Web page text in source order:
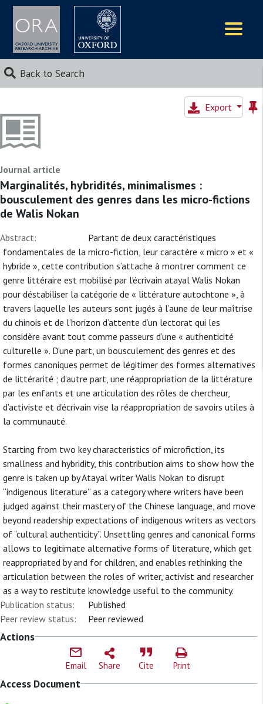
Back to Search
Export
Journal article
Marginalités, hybridités, minimalismes :
bousculement des genres dans les micro-fictions
de Walis Nokan
Abstract:
Partant de deux caractéristiques
fondamentales de la micro-fiction, leur caractère « micro » et «
hybride », cette contribution s’attache à montrer comment ce
genre littéraire est mobilisé par l’écrivain atayal Walis Nokan
pour déstabiliser la catégorie de « littérature autochtone », à
travers laquelle les auteurs sont jugés à l’aune de leur maîtrise
du chinois et de l’horizon d’attente d’un lectorat qui les
considère avant tout comme passeurs d’une « authenticité
culturelle ». D’une part, un bousculement des genres et des
formes canoniques permet de légitimer des formes alternatives
de littérarité ; d’autre part, une réappropriation de la littérature
par les enfants et une articulation des rôles de chercheur,
d’activiste et d’écrivain vise la réappropriation de savoirs utiles à
la communauté.
Starting from two key characteristics of microfiction, its
smallness and hybridity, this contribution aims to show how the
genre is taken up by Atayal writer Walis Nokan to disrupt
“indigenous literature” as a category where writers have been
judged against their mastery of the Chinese language, and move
beyond readership expectations of indigenous writers as vectors
of “cultural authenticity”. Unsettling genres and canonical forms
allows to legitimate alternative forms of literature, which get
reappropriated by and for children, and enables rethinking the
articulation between the roles of writer, activist and researcher
as a way to restitute knowledge useful to the community.
Publication status:
Published
Peer review status:
Peer reviewed
Actions
Email Share Cite Print
Access Document